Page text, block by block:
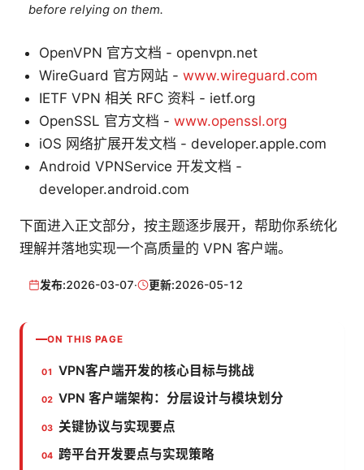
before relying on them.
OpenVPN 官方文档 - openvpn.net
WireGuard 官方网站 - www.wireguard.com
IETF VPN 相关 RFC 资料 - ietf.org
OpenSSL 官方文档 - www.openssl.org
iOS 网络扩展开发文档 - developer.apple.com
Android VPNService 开发文档 -
developer.android.com
下面进入正文部分，按主题逐步展开，帮助你系统化
理解并落地实现一个高质量的 VPN 客户端。
发布:2026-03-07· 更新:2026-05-12
ON THIS PAGE
VPN客户端开发的核心目标与挑战
VPN 客户端架构：分层设计与模块划分
关键协议与实现要点
跨平台开发要点与实现策略